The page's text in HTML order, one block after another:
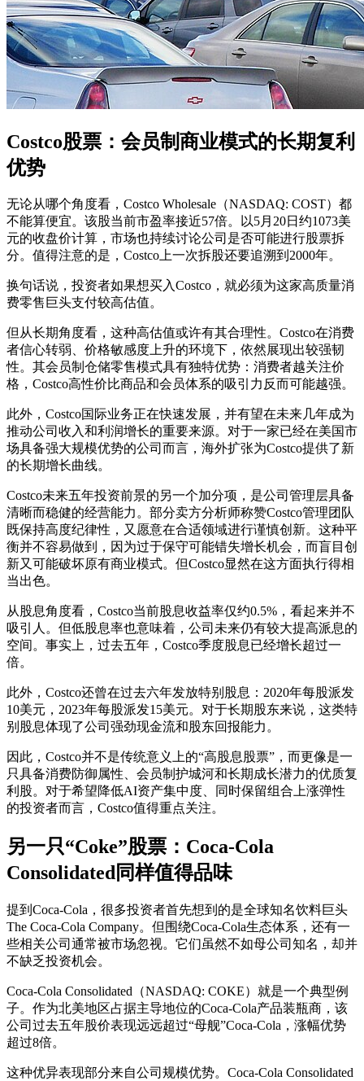
Costco股票：会员制商业模式的长期复利
优势
无论从哪个角度看，Costco Wholesale（NASDAQ: COST）都
不能算便宜。该股当前市盈率接近57倍。以5月20日约1073美
元的收盘价计算，市场也持续讨论公司是否可能进行股票拆
分。值得注意的是，Costco上一次拆股还要追溯到2000年。
换句话说，投资者如果想买入Costco，就必须为这家高质量消
费零售巨头支付较高估值。
但从长期角度看，这种高估值或许有其合理性。Costco在消费
者信心转弱、价格敏感度上升的环境下，依然展现出较强韧
性。其会员制仓储零售模式具有独特优势：消费者越关注价
格，Costco高性价比商品和会员体系的吸引力反而可能越强。
此外，Costco国际业务正在快速发展，并有望在未来几年成为
推动公司收入和利润增长的重要来源。对于一家已经在美国市
场具备强大规模优势的公司而言，海外扩张为Costco提供了新
的长期增长曲线。
Costco未来五年投资前景的另一个加分项，是公司管理层具备
清晰而稳健的经营能力。部分卖方分析师称赞Costco管理团队
既保持高度纪律性，又愿意在合适领域进行谨慎创新。这种平
衡并不容易做到，因为过于保守可能错失增长机会，而盲目创
新又可能破坏原有商业模式。但Costco显然在这方面执行得相
当出色。
从股息角度看，Costco当前股息收益率仅约0.5%，看起来并不
吸引人。但低股息率也意味着，公司未来仍有较大提高派息的
空间。事实上，过去五年，Costco季度股息已经增长超过一
倍。
此外，Costco还曾在过去六年发放特别股息：2020年每股派发
10美元，2023年每股派发15美元。对于长期股东来说，这类特
别股息体现了公司强劲现金流和股东回报能力。
因此，Costco并不是传统意义上的“高股息股票”，而更像是一
只具备消费防御属性、会员制护城河和长期成长潜力的优质复
利股。对于希望降低AI资产集中度、同时保留组合上涨弹性
的投资者而言，Costco值得重点关注。
另一只“Coke”股票：Coca-Cola
Consolidated同样值得品味
提到Coca-Cola，很多投资者首先想到的是全球知名饮料巨头
The Coca-Cola Company。但围绕Coca-Cola生态体系，还有一
些相关公司通常被市场忽视。它们虽然不如母公司知名，却并
不缺乏投资机会。
Coca-Cola Consolidated（NASDAQ: COKE）就是一个典型例
子。作为北美地区占据主导地位的Coca-Cola产品装瓶商，该
公司过去五年股价表现远远超过“母舰”Coca-Cola，涨幅优势
超过8倍。
这种优异表现部分来自公司规模优势。Coca-Cola Consolidated